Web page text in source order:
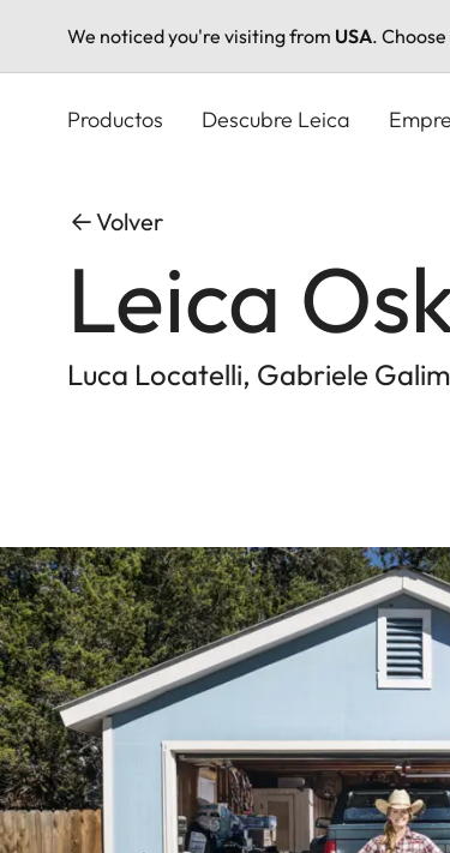
We noticed you're visiting from USA.
Productos Descubre Leica
Volver
Leica
Luca Locatelli, Gabriele